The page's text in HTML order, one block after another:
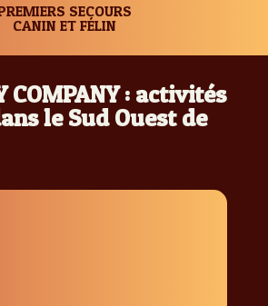
SECOURS
CANIN ET FÉLIN
COMPANY : activités
le Sud Ouest de